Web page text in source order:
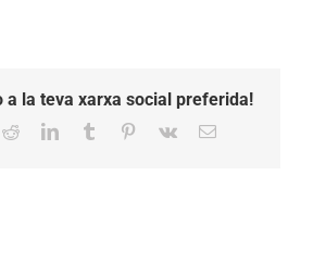
a la teva xarxa social preferida!
RedditLinkedInTumblr Pinterest
Vk Email: